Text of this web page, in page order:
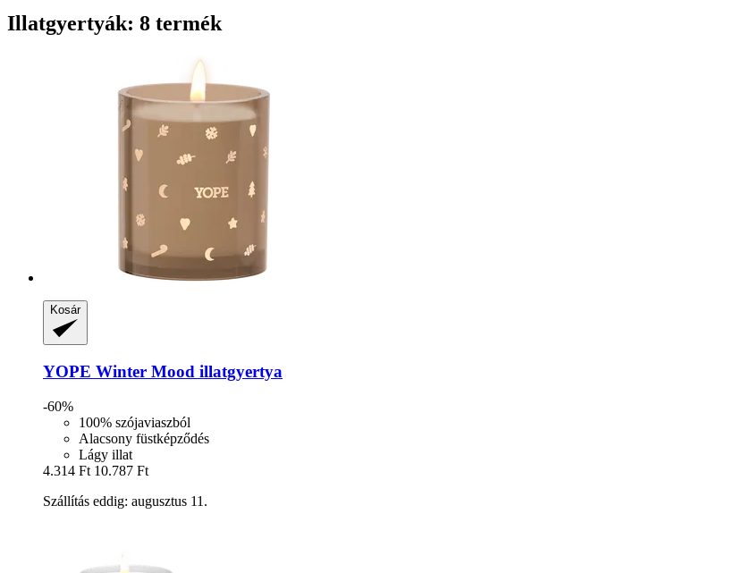
Illatgyertyák: 8 termék
Kosár
YOPE Winter Mood illatgyertya
-60%
100% szójaviaszból
Alacsony füstképződés
Lágy illat
4.314 Ft 10.787 Ft
Szállítás eddig: augusztus 11.